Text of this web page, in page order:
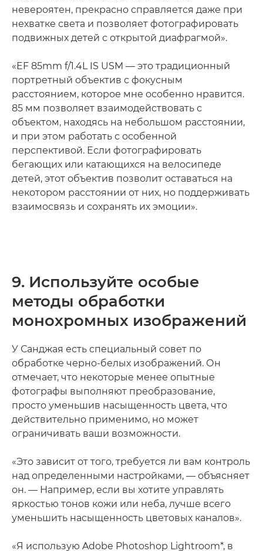
невероятен, прекрасно справляется даже при
нехватке света и позволяет фотографировать
подвижных детей с открытой диафрагмой».
«EF 85mm f/1.4L IS USM — это традиционный
портретный объектив с фокусным
расстоянием, которое мне особенно нравится.
85 мм позволяет взаимодействовать с
объектом, находясь на небольшом расстоянии,
и при этом работать с особенной
перспективой. Если фотографировать
бегающих или катающихся на велосипеде
детей, этот объектив позволит оставаться на
некотором расстоянии от них, но поддерживать
взаимосвязь и сохранять их эмоции».
9. Используйте особые
методы обработки
монохромных изображений
У Санджая есть специальный совет по
обработке черно-белых изображений. Он
отмечает, что некоторые менее опытные
фотографы выполняют преобразование,
просто уменьшив насыщенность цвета, что
действительно применимо, но может
ограничивать ваши возможности.
«Это зависит от того, требуется ли вам контроль
над определенными настройками, — объясняет
он. — Например, если вы хотите управлять
яркостью тонов кожи или неба, лучше всего
уменьшить насыщенность цветовых каналов».
«Я использую Adobe Photoshop Lightroom*, в